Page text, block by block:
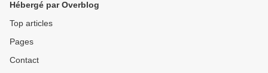
Hébergé par Overblog
Top articles
Pages
Contact